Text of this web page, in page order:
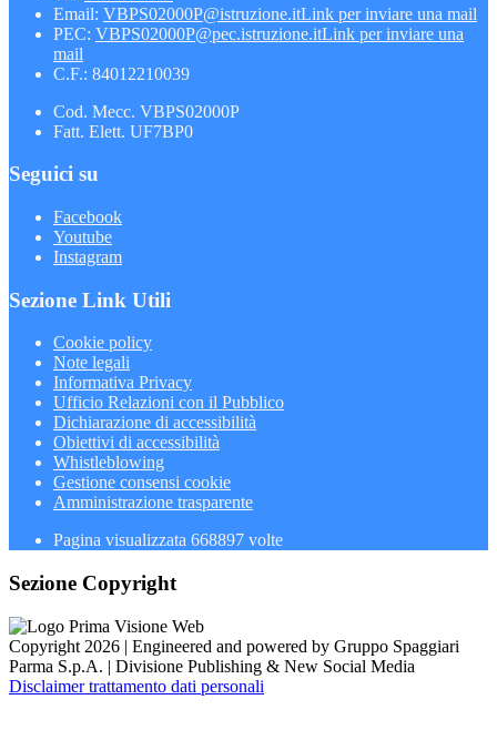
Email: VBPS02000P@istruzione.itLink per inviare una mail
PEC: VBPS02000P@pec.istruzione.itLink per inviare una
mail
C.F.: 84012210039
Cod. Mecc. VBPS02000P
Fatt. Elett. UF7BP0
Seguici su
Facebook
Youtube
Instagram
Sezione Link Utili
Cookie policy
Note legali
Informativa Privacy
Ufficio Relazioni con il Pubblico
Dichiarazione di accessibilità
Obiettivi di accessibilità
Whistleblowing
Gestione consensi cookie
Amministrazione trasparente
Pagina visualizzata 668897 volte
Sezione Copyright
Copyright 2026 | Engineered and powered by Gruppo Spaggiari
Parma S.p.A. | Divisione Publishing & New Social Media
Disclaimer trattamento dati personali